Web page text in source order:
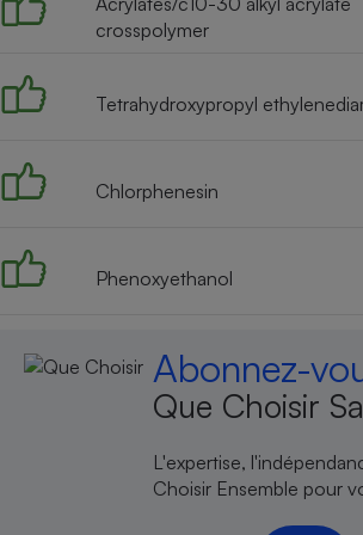
crosspolymer
Tetrahydroxypropyl
Chlorphenesin
Phenoxyethanol
Abonnez-
Que Choisir
L'expertise,
Choisir Ensemble pour